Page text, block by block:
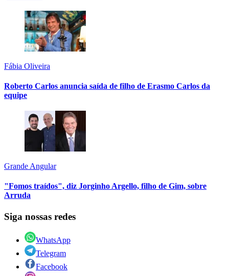
Fábia Oliveira
Roberto Carlos anuncia saída de filho de Erasmo Carlos da
equipe
Grande Angular
"Fomos traídos", diz Jorginho Argello, filho de Gim, sobre
Arruda
Siga nossas redes
WhatsApp
Telegram
Facebook